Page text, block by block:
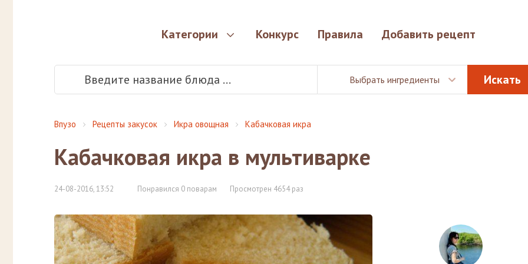
Категории Конкурс Правила Добавить рецепт
Выбрать ингредиенты
Впузо Рецепты закусок Икра овощная Кабачковая икра
Кабачковая икра в мультиварке
24-08-2016, 13:52 Понравился 0 поварам Просмотрен 4654 раз